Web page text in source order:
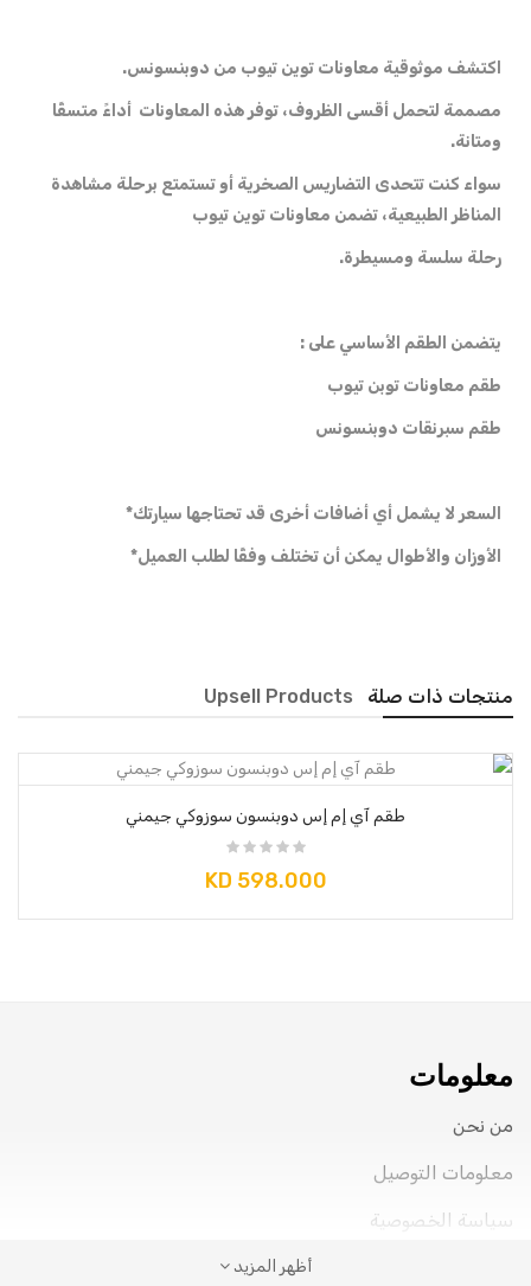
اكتشف موثوقية معاونات توين تيوب من دوبنسونس.
مصممة لتحمل أقسى الظروف، توفر هذه المعاونات أداءً متسقًا
ومتانة.
سواء كنت تتحدى التضاريس الصخرية أو تستمتع برحلة مشاهدة
المناظر الطبيعية، تضمن معاونات توين تيوب
رحلة سلسة ومسيطرة.
يتضمن الطقم الأساسي على :
طقم معاونات توبن تيوب
طقم سبرنقات دوبنسونس
السعر لا يشمل أي أضافات أخرى قد تحتاجها سيارتك*
الأوزان والأطوال يمكن أن تختلف وفقًا لطلب العميل*
منتجات ذات صلة Upsell Products
طقم آي إم إس دوبنسون سوزوكي جيمني
KD 598.000
معلومات
من نحن
معلومات التوصيل
سياسة الخصوصية
أظهر المزيد